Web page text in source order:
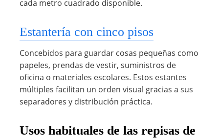
cada metro cuadrado disponible.
Estantería con cinco pisos
Concebidos para guardar cosas pequeñas como
papeles, prendas de vestir, suministros de
oficina o materiales escolares. Estos estantes
múltiples facilitan un orden visual gracias a sus
separadores y distribución práctica.
Usos habituales de las repisas de